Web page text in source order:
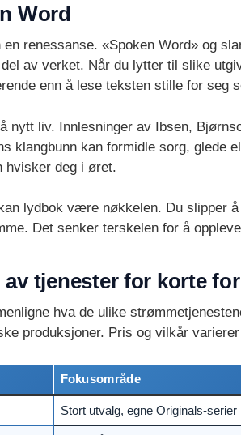
Word
en renessanse. «Spoken Word» og
av verket. Når du lytter til slike
enn å lese teksten stille for seg
nytt liv. Innlesninger av Ibsen,
klangbunn kan formidle sorg, glede
hvisker deg i øret.
lydbok være nøkkelen. Du slipper
Det senker terskelen for å
tjenester for korte
hva de ulike
produksjoner. Pris og vilkår
Fokusområde
Stort utvalg, egne Originals-serier